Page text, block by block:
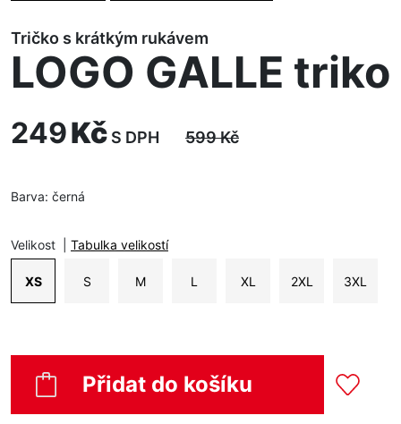
Tričko s krátkým rukávem
LOGO GALLE triko
249Kč S DPH 599Kč
Barva: černá
Velikost Tabulka velikostí
XS S M L XL 2XL 3XL
Přidat do košíku